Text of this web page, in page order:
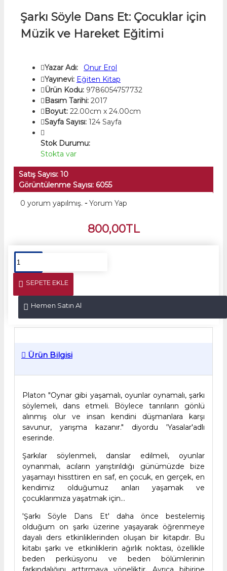
Şarkı Söyle Dans Et: Çocuklar için
Müzik ve Hareket Eğitimi
Yazar Adı:
Onur Erol
Yayınevi: Eğiten Kitap
Ürün Kodu: 9786054757732
Basım Tarihi: 2017
Boyut: 22.00cm x 24.00cm
Sayfa Sayısı: 124 Sayfa
Stok Durumu:
Stokta var
Satış Sayısı: 10
Görüntülenme Sayısı: 6055
0 yorum yapılmış. - Yorum Yap
800,00TL
SEPETE EKLE
Hemen Satın Al
Ürün Bilgisi
Platon "Oynar gibi yaşamalı, oyunlar oynamalı, şarkı
söylemeli, dans etmeli. Böylece tanrıların gönlü
alınmış olur ve insan kendini düşmanlara karşı
savunur, yarışma kazanır." diyordu 'Yasalar'adlı
eserinde.
Şarkılar söylenmeli, danslar edilmeli, oyunlar
oynanmalı, acıların yarıştırıldığı günümüzde bize
yaşamayı hissttiren en saf, en çocuk, en gerçek, en
kendimiz olduğumuz anları yaşamak ve
çocuklarımıza yaşatmak için...
'Şarkı Söyle Dans Et' daha önce bestelemiş
olduğum on şarkı üzerine yaşayarak öğrenmeye
dayalı ders etkinliklerinden oluşan bir kitapdır. Bu
kitabı şarkı ve etkinliklerin ağırlık noktası, özellikle
beden perküsyonu ve beden bölümlerinin